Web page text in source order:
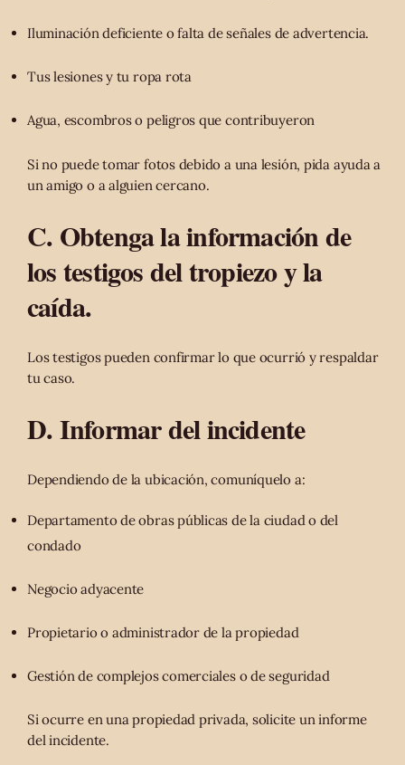
Iluminación deficiente o falta de señales de advertencia.
Tus lesiones y tu ropa rota
Agua, escombros o peligros que contribuyeron
Si no puede tomar fotos debido a una lesión, pida ayuda a
un amigo o a alguien cercano.
C. Obtenga la información de
los testigos del tropiezo y la
caída.
Los testigos pueden confirmar lo que ocurrió y respaldar
tu caso.
D. Informar del incidente
Dependiendo de la ubicación, comuníquelo a:
Departamento de obras públicas de la ciudad o del
condado
Negocio adyacente
Propietario o administrador de la propiedad
Gestión de complejos comerciales o de seguridad
Si ocurre en una propiedad privada, solicite un informe
del incidente.